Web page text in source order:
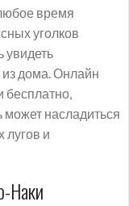
время
уголков
увидеть
дома. Онлайн
бесплатно,
может насладиться
лугов и
Наки